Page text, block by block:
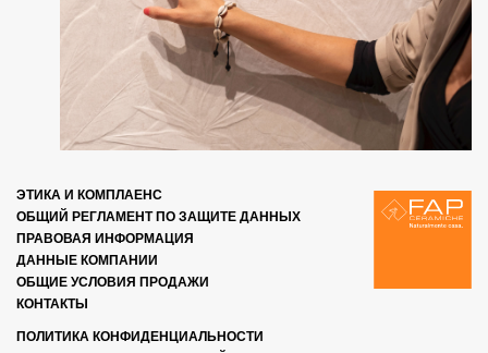
ЭТИКА И КОМПЛАЕНС
ОБЩИЙ РЕГЛАМЕНТ ПО ЗАЩИТЕ ДАННЫХ
ПРАВОВАЯ ИНФОРМАЦИЯ
ДАННЫЕ КОМПАНИИ
ОБЩИЕ УСЛОВИЯ ПРОДАЖИ
КОНТАКТЫ
ПОЛИТИКА КОНФИДЕНЦИАЛЬНОСТИ